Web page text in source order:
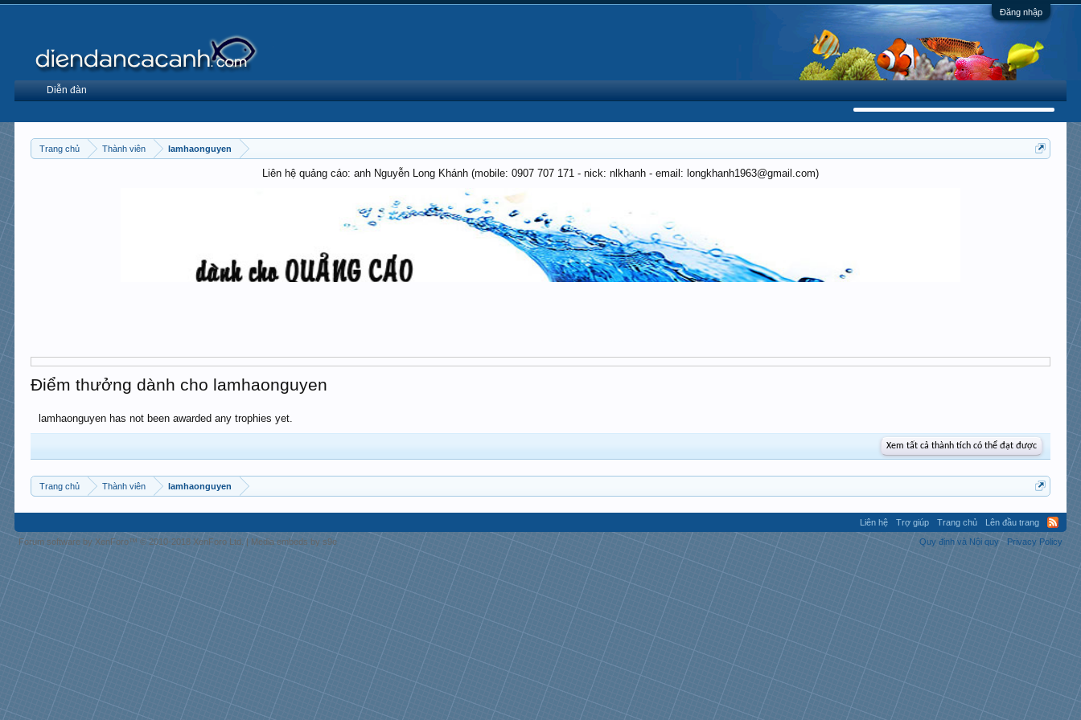
Đăng nhập
Trang chủ Thành viên lamhaonguyen
Liên hệ quảng cáo: anh Nguyễn Long Khánh (mobile: 0907 707 171 - nick: nlkhanh - email: longkhanh1963@gmail.com)
Điểm thưởng dành cho lamhaonguyen
lamhaonguyen has not been awarded any trophies yet.
Xem tất cả thành tích có thể đạt được
Trang chủ Thành viên lamhaonguyen
Diễn đàn
Liên hệ Trợ giúp Trang chủ
Lên đầu trang
Quy định và Nội quy
Privacy Policy
Forum software by XenForo™© 2010-2018 XenForo Ltd. | Media embeds by s9e